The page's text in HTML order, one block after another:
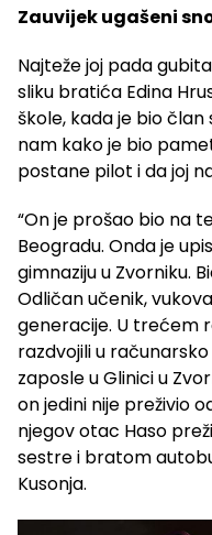
Zauvijek ugašeni
Najteže joj pada
sliku bratića Edina
škole, kada je bio
nam kako je bio
postane pilot i da joj
“On je prošao bio na
Beogradu. Onda je
gimnaziju u Zvorniku.
Odličan učenik,
generacije. U trećem
razdvojili u
zaposle u Glinici u
on jedini nije preživio
njegov otac Haso
sestre i bratom
Kusonja.